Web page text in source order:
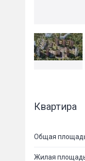
Квартира
Общая
Жилая